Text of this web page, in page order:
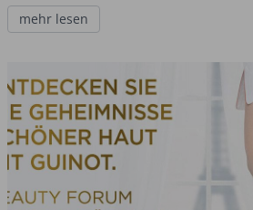
mehr lesen